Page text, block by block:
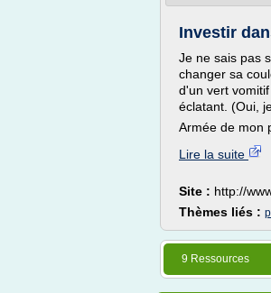
Investir
Je ne sais pas
changer sa
d'un vert
éclatant. (Oui,
Armée de mon
Lire la suite
Site : http://
Thèmes liés :
9 Ressources